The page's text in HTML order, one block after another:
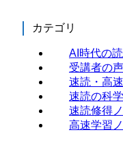
カテゴリ
AI時代の
受講者の声
速読・高
速読の科学
速読修得
高速学習